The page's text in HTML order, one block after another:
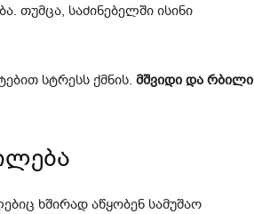
თუმცა, საძინებელში ისინი
სტრესს ქმნის. მშვიდი და რბილი
ხშირად აწყობენ სამუშაო